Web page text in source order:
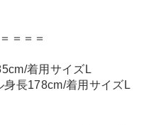
＝＝＝
着用サイズL
長178cm/着用サイズL